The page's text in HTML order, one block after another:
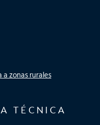
a zonas rurales
TÉCNICA